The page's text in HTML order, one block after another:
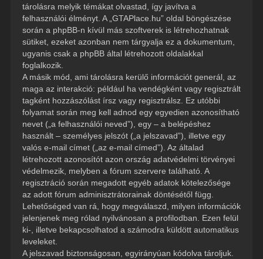
tárolásra melyik témákat olvastad, így javítva a
felhasználói élményt. A „GTAPlace.hu” oldal böngészése
során a phpBB-n kívül más szoftverek is létrehozhatnak
sütiket, ezeket azonban nem tárgyalja ez a dokumentum,
ugyanis csak a phpBB által létrehozott oldalakkal
foglalkozik.
A másik mód, ami tárolásra kerülő információt generál, az
maga az interakció: például ha vendégként vagy regisztrált
tagként hozzászólást írsz vagy regisztrálsz. Ez utóbbi
folyamat során meg kell adnod egy egyedien azonosítható
nevet („a felhasználói neved”), egy – a belépéshez
használt – személyes jelszót („a jelszavad”), illetve egy
valós e-mail címet („az e-mail címed”). Az általad
létrehozott azonosítót azon ország adatvédelmi törvényei
védelmezik, melyben a fórum szervere található. A
regisztráció során megadott egyéb adatok kötelezősége
az adott fórum adminisztrátorainak döntésétől függ.
Lehetőséged van rá, hogy megválaszd, milyen információk
jelenjenek meg rólad nyilvánosan a profilodban. Ezen felül
ki-, illetve bekapcsolhatod a számodra küldött automatikus
leveleket.
A jelszavad biztonságosan, egyirányúan kódolva tároljuk.